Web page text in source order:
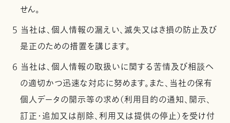
せん。
5 当社は、個人情報の漏えい、滅失又はき損の防止及び
是正のための措置を講じます。
6 当社は、個人情報の取扱いに関する苦情及び相談へ
の適切かつ迅速な対応に努めます。また、当社の保有
個人データの開示等の求め（利用目的の通知、開示、
訂正・追加又は削除、利用又は提供の停止）を受け付